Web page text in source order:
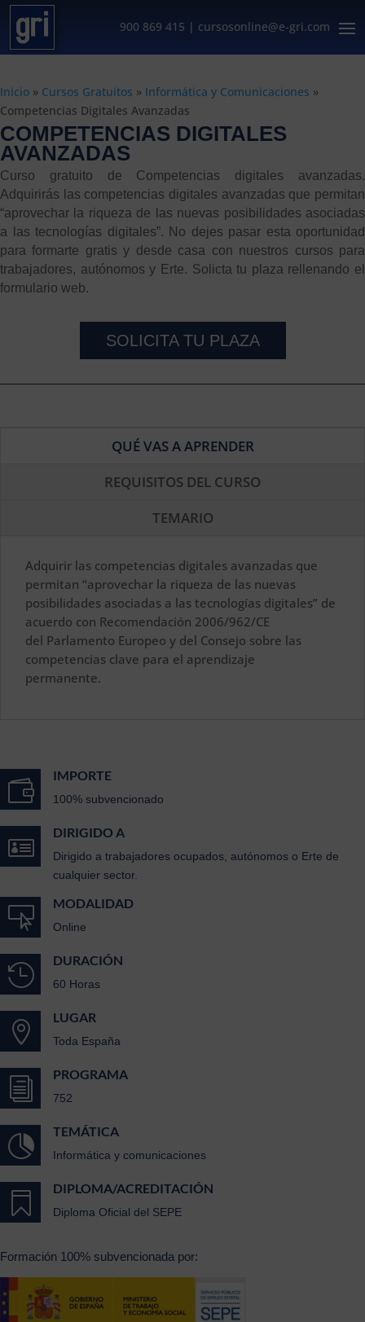
900 869 415 | cursosonline@e-gri.com
Inicio » Cursos Gratuitos » Informática y Comunicaciones »
Competencias Digitales Avanzadas
COMPETENCIAS DIGITALES
AVANZADAS
Curso gratuito de Competencias digitales avanzadas.
Adquirirás las competencias digitales avanzadas que permitan
“aprovechar la riqueza de las nuevas posibilidades asociadas
a las tecnologías digitales”. No dejes pasar esta oportunidad
para formarte gratis y desde casa con nuestros cursos para
trabajadores, autónomos y Erte. Solicta tu plaza rellenando el
formulario web.
SOLICITA TU PLAZA
QUÉ VAS A APRENDER
REQUISITOS DEL CURSO
TEMARIO
Adquirir las competencias digitales avanzadas que
permitan “aprovechar la riqueza de las nuevas
posibilidades asociadas a las tecnologías digitales” de
acuerdo con Recomendación 2006/962/CE
del Parlamento Europeo y del Consejo sobre las
competencias clave para el aprendizaje
permanente.

IMPORTE
100% subvencionado

DIRIGIDO A
Dirigido a trabajadores ocupados, autónomos o Erte de
cualquier sector.

MODALIDAD
Online

DURACIÓN
60 Horas

LUGAR
Toda España
i
PROGRAMA
752

TEMÁTICA
Informática y comunicaciones

DIPLOMA/ACREDITACIÓN
Diploma Oficial del SEPE
Formación 100% subvencionada por: